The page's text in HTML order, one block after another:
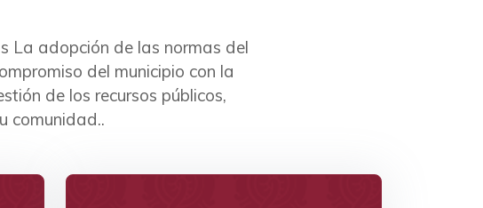
La adopción de las normas del
del municipio con la
de los recursos públicos,
comunidad..